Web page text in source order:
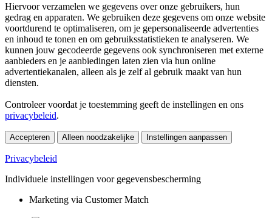
Hiervoor verzamelen we gegevens over onze gebruikers, hun
gedrag en apparaten. We gebruiken deze gegevens om onze website
voortdurend te optimaliseren, om je gepersonaliseerde advertenties
en inhoud te tonen en om gebruiksstatistieken te analyseren. We
kunnen jouw gecodeerde gegevens ook synchroniseren met externe
aanbieders en je aanbiedingen laten zien via hun online
advertentiekanalen, alleen als je zelf al gebruik maakt van hun
diensten.
Controleer voordat je toestemming geeft de instellingen en ons
privacybeleid.
Accepteren Alleen noodzakelijke Instellingen aanpassen
Privacybeleid
Individuele instellingen voor gegevensbescherming
Marketing via Customer Match